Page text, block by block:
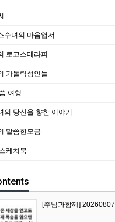
수녀의 마음엽서
로고스테라피
가톨릭성인들
여행
의 당신을 향한 이야기
말씀한모금
케치북
[주님과함께] 20260807